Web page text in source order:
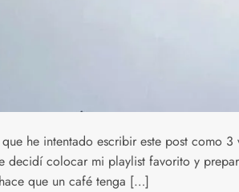
he intentado escribir este post como
decidí colocar mi playlist favorito y
que un café tenga […]